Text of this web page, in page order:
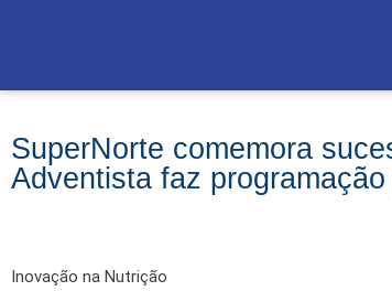
SuperNorte comemora
Adventista faz
Inovação na Nutrição